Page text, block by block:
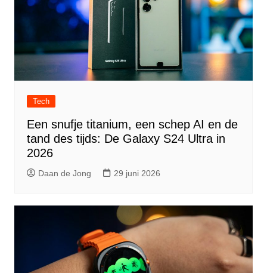
Tech
Een snufje titanium, een schep AI en de
tand des tijds: De Galaxy S24 Ultra in
2026
Daan de Jong 29 juni 2026